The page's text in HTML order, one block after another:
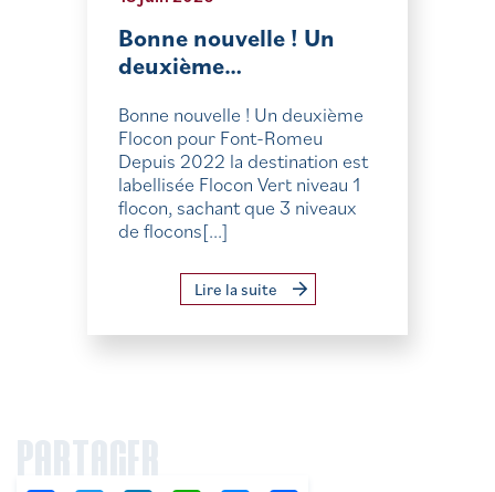
Bonne nouvelle ! Un
deuxième…
Bonne nouvelle ! Un deuxième
Flocon pour Font-Romeu
Depuis 2022 la destination est
labellisée Flocon Vert niveau 1
flocon, sachant que 3 niveaux
de flocons[...]
Lire la suite
PARTAGER